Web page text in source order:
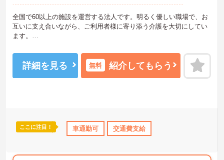
格OK 年間休日110日以上 ブランクOK
全国で60以上の施設を運営する法人です。明るく優しい職場で、お
互いに支え合いながら、ご利用者様に寄り添う介護を大切にしてい
ます。
勤務出来る方を歓迎しています。
ご興味ある方には、面接対策ポイントなど、さらに詳細をお話しい
たしますのでお気軽にご相談ください！
詳細を見る 無料 紹介してもらう
ここに注目！ 車通勤可 交通費支給